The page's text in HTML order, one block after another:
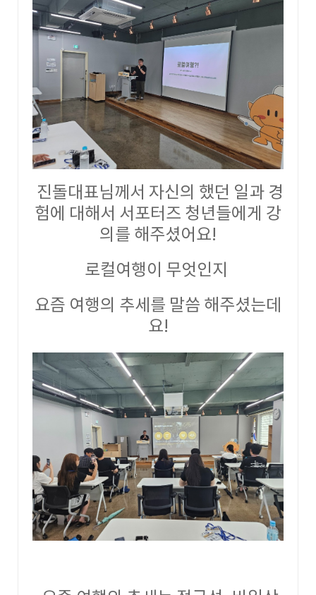
진돌대표님께서 자신의 했던 일과 경
험에 대해서 서포터즈 청년들에게 강
의를 해주셨어요!
로컬여행이 무엇인지
요즘 여행의 추세를 말씀 해주셨는데
요!